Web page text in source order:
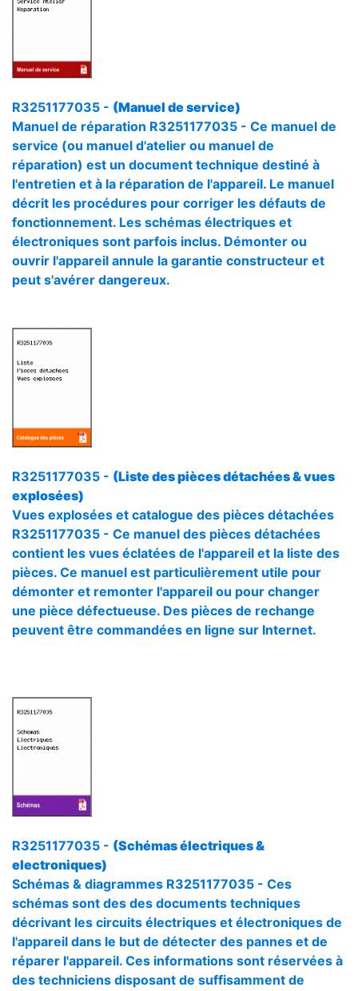
R3251177035 - (Manuel de service)
Manuel de réparation R3251177035 - Ce manuel de
service (ou manuel d'atelier ou manuel de
réparation) est un document technique destiné à
l'entretien et à la réparation de l'appareil. Le manuel
décrit les procédures pour corriger les défauts de
fonctionnement. Les schémas électriques et
électroniques sont parfois inclus. Démonter ou
ouvrir l'appareil annule la garantie constructeur et
peut s'avérer dangereux.
R3251177035 - (Liste des pièces détachées & vues
explosées)
Vues explosées et catalogue des pièces détachées
R3251177035 - Ce manuel des pièces détachées
contient les vues éclatées de l'appareil et la liste des
pièces. Ce manuel est particulièrement utile pour
démonter et remonter l'appareil ou pour changer
une pièce défectueuse. Des pièces de rechange
peuvent être commandées en ligne sur Internet.
R3251177035 - (Schémas électriques &
electroniques)
Schémas & diagrammes R3251177035 - Ces
schémas sont des des documents techniques
décrivant les circuits électriques et électroniques de
l'appareil dans le but de détecter des pannes et de
réparer l'appareil. Ces informations sont réservées à
des techniciens disposant de suffisamment de